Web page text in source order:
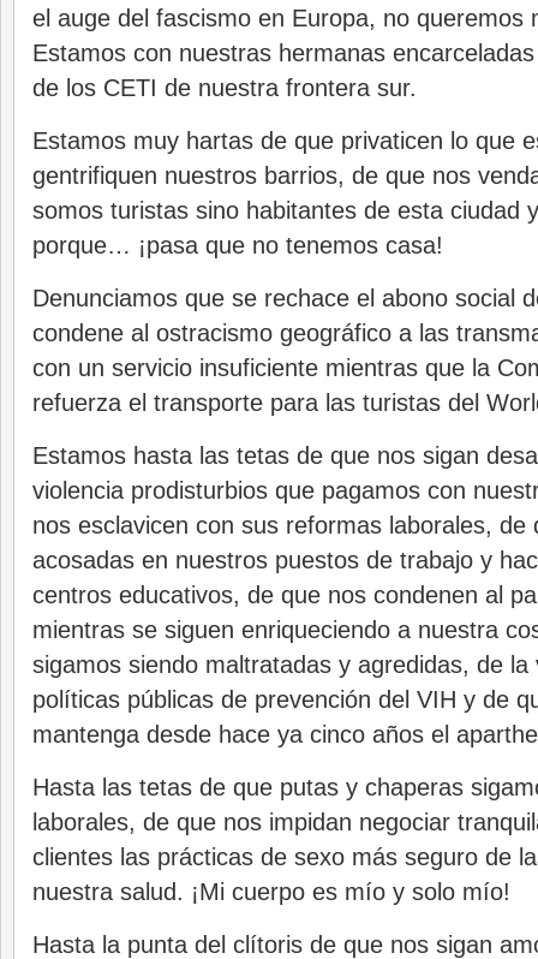
el auge del fascismo en Europa, no queremos
Estamos con nuestras hermanas
de los CETI de nuestra frontera sur.
Estamos muy hartas de que privaticen lo que
gentrifiquen nuestros barrios, de que nos
somos turistas sino habitantes de esta ciudad
porque… ¡pasa que no tenemos casa!
Denunciamos que se rechace el abono social
condene al ostracismo geográfico a las
con un servicio insuficiente mientras que la
refuerza el transporte para las turistas del
Estamos hasta las tetas de que nos sigan
violencia prodisturbios que pagamos con
nos esclavicen con sus reformas laborales, de
acosadas en nuestros puestos de trabajo y
centros educativos, de que nos condenen al
mientras se siguen enriqueciendo a nuestra
sigamos siendo maltratadas y agredidas, de
políticas públicas de prevención del VIH y de
mantenga desde hace ya cinco años el
Hasta las tetas de que putas y chaperas
laborales, de que nos impidan negociar
clientes las prácticas de sexo más seguro de
nuestra salud. ¡Mi cuerpo es mío y solo mío!
Hasta la punta del clítoris de que nos sigan